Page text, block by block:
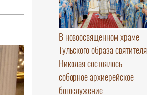
В новоосвященном храме
Тульского образа святителя
Николая состоялось
соборное архиерейское
богослужение